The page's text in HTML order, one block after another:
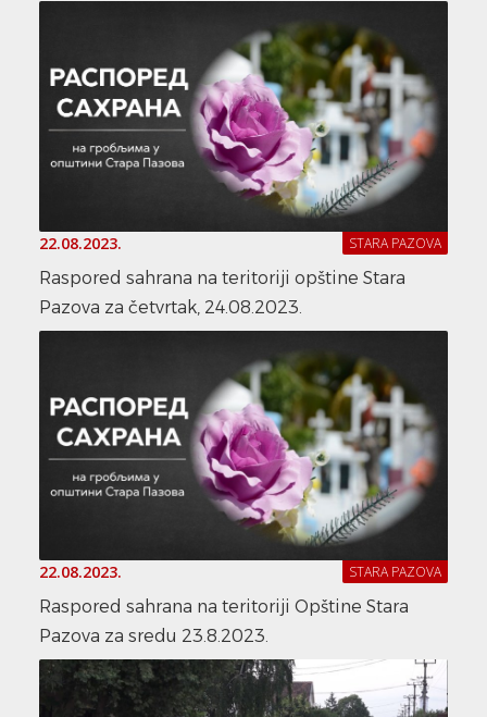
22.08.2023. STARA PAZOVA
Raspored sahrana na teritoriji opštine Stara
Pazova za četvrtak, 24.08.2023.
22.08.2023. STARA PAZOVA
Raspored sahrana na teritoriji Opštine Stara
Pazova za sredu 23.8.2023.